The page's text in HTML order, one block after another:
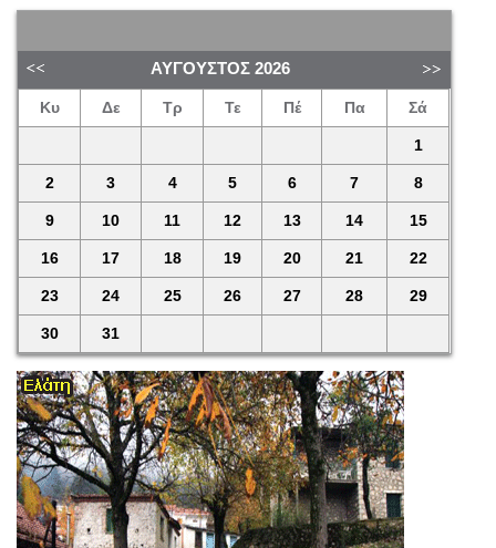
ΑΎΓΟΥΣΤΟΣ 2026
Κυ Δε Τρ Τε Πέ Πα Σά
1
2 3 4 5 6 7 8
9 10 11 12 13 14 15
16 17 18 19 20 21 22
23 24 25 26 27 28 29
30 31